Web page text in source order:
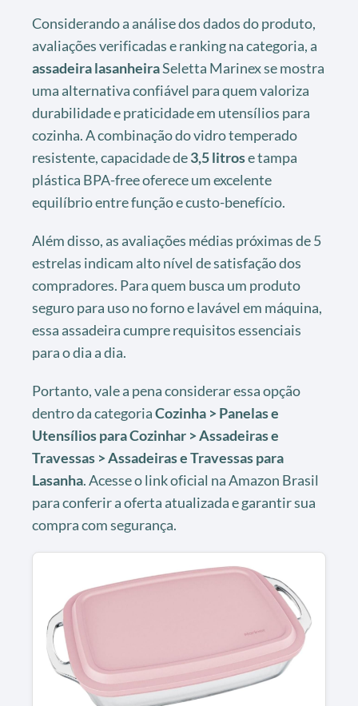
Considerando a análise dos dados do produto,
avaliações verificadas e ranking na categoria, a
assadeira lasanheiraSeletta Marinex se mostra
uma alternativa confiável para quem valoriza
durabilidade e praticidade em utensílios para
cozinha. A combinação do vidro temperado
resistente, capacidade de3,5 litrose tampa
plástica BPA-free oferece um excelente
equilíbrio entre função e custo-benefício.
Além disso, as avaliações médias próximas de 5
estrelas indicam alto nível de satisfação dos
compradores. Para quem busca um produto
seguro para uso no forno e lavável em máquina,
essa assadeira cumpre requisitos essenciais
para o dia a dia.
Portanto, vale a pena considerar essa opção
dentro da categoriaCozinha > Panelas e
Utensílios para Cozinhar > Assadeiras e
Travessas > Assadeiras e Travessas para
Lasanha. Acesse o link oficial na Amazon Brasil
para conferir a oferta atualizada e garantir sua
compra com segurança.